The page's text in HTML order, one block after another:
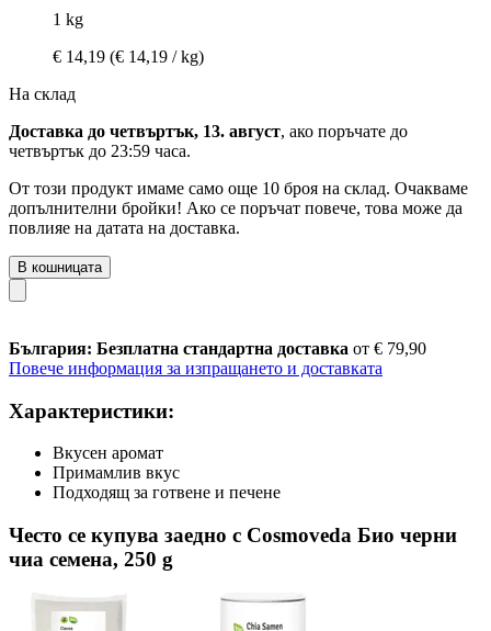
1 kg
€ 14,19 (€ 14,19 / kg)
На склад
Доставка до четвъртък, 13. август, ако поръчате до
четвъртък до 23:59 часа.
От този продукт имаме само още 10 броя на склад. Очакваме
допълнителни бройки! Ако се поръчат повече, това може да
повлияе на датата на доставка.
В кошницата
България: Безплатна стандартна доставка от € 79,90
Повече информация за изпращането и доставката
Характеристики:
Вкусен аромат
Примамлив вкус
Подходящ за готвене и печене
Често се купува заедно с Cosmoveda Био черни
чиа семена, 250 g